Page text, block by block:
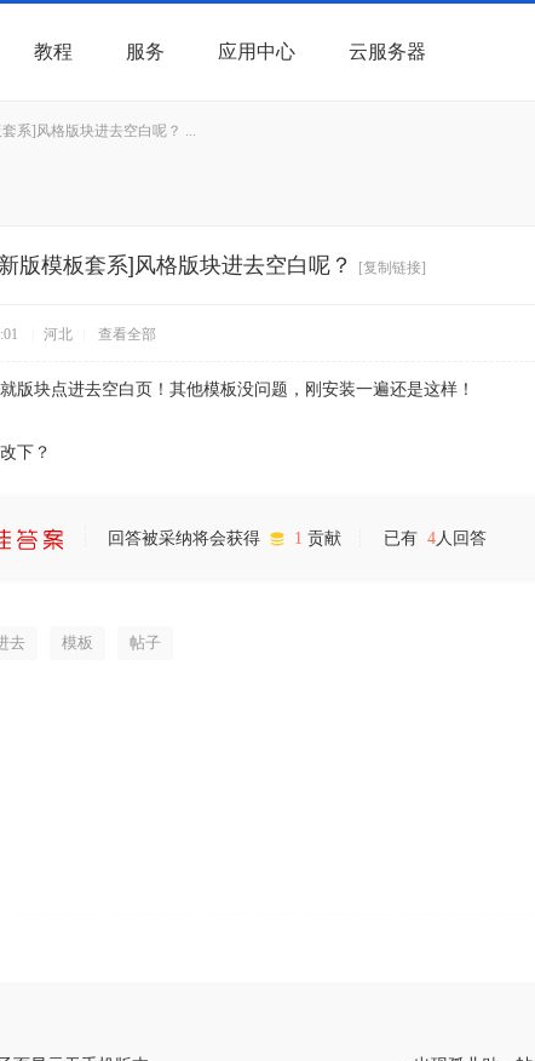
教程 服务 应用中心 云服务器
系]风格版块进去空白呢？ ...
版模板套系]风格版块进去空白呢？ [复制链接]
河北 查看全部
版块点进去空白页！其他模板没问题，刚安装一遍还是这样！
下？
回答被采纳将会获得 1 贡献 已有 4人回答
去 模板 帖子